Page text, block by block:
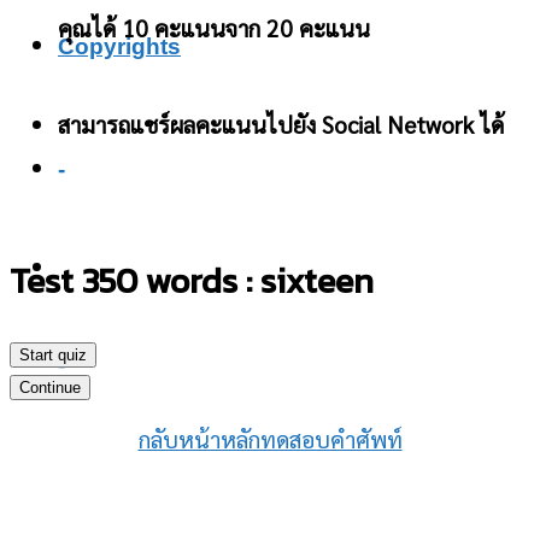
Copyrights
-
-
คุณได้ 10 คะแนนจาก 20 คะแนน
สามารถแชร์ผลคะแนนไปยัง Social Network ได้
Test 350 words : sixteen
Start quiz
Continue
กลับหน้าหลักทดสอบคำศัพท์